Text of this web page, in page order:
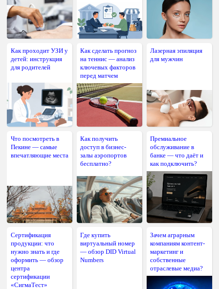
Как проходит УЗИ у
детей: инструкция
для родителей
Как сделать прогноз
на теннис — анализ
ключевых факторов
перед матчем
Лазерная эпиляция
для мужчин
Что посмотреть в
Пекине — самые
впечатляющие места
Как получить
доступ в бизнес-
залы аэропортов
бесплатно?
Премиальное
обслуживание в
банке — что даёт и
как подключить?
Сертификация
продукции: что
нужно знать и где
оформить — обзор
центра
сертификации
«СигмаТест»
Где купить
виртуальный номер
— обзор DID Virtual
Numbers
Зачем аграрным
компаниям контент-
маркетинг и
собственные
отраслевые медиа?